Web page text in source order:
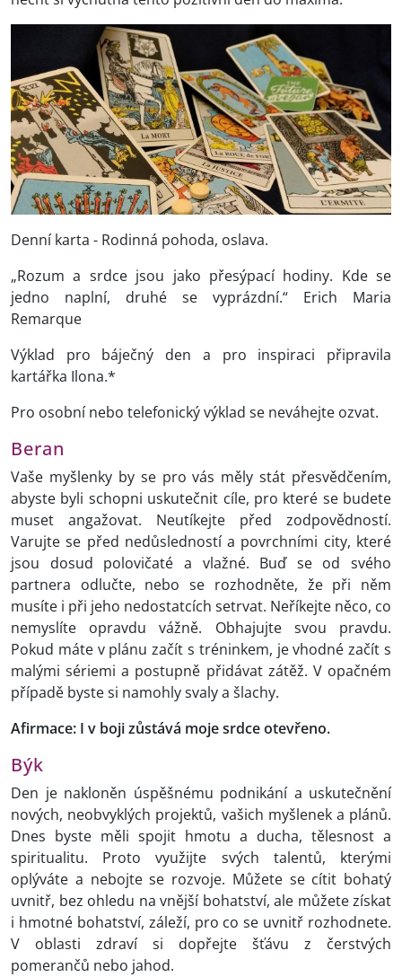
Denní karta - Rodinná pohoda, oslava.
„Rozum a srdce jsou jako přesýpací hodiny. Kde se
jedno naplní, druhé se vyprázdní.“ Erich Maria
Remarque
Výklad pro báječný den a pro inspiraci připravila
kartářka Ilona.*
Pro osobní nebo telefonický výklad se neváhejte ozvat.
Beran
Vaše myšlenky by se pro vás měly stát přesvědčením,
abyste byli schopni uskutečnit cíle, pro které se budete
muset angažovat. Neutíkejte před zodpovědností.
Varujte se před nedůsledností a povrchními city, které
jsou dosud polovičaté a vlažné. Buď se od svého
partnera odlučte, nebo se rozhodněte, že při něm
musíte i při jeho nedostatcích setrvat. Neříkejte něco, co
nemyslíte opravdu vážně. Obhajujte svou pravdu.
Pokud máte v plánu začít s tréninkem, je vhodné začít s
malými sériemi a postupně přidávat zátěž. V opačném
případě byste si namohly svaly a šlachy.
Afirmace: I v boji zůstává moje srdce otevřeno.
Býk
Den je nakloněn úspěšnému podnikání a uskutečnění
nových, neobvyklých projektů, vašich myšlenek a plánů.
Dnes byste měli spojit hmotu a ducha, tělesnost a
spiritualitu. Proto využijte svých talentů, kterými
oplýváte a nebojte se rozvoje. Můžete se cítit bohatý
uvnitř, bez ohledu na vnější bohatství, ale můžete získat
i hmotné bohatství, záleží, pro co se uvnitř rozhodnete.
V oblasti zdraví si dopřejte šťávu z čerstvých
pomerančů nebo jahod.